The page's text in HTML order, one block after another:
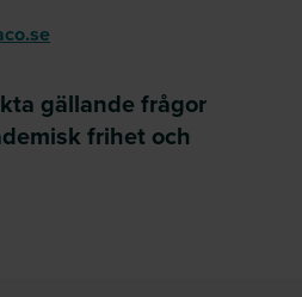
gällande frågor
frihet och